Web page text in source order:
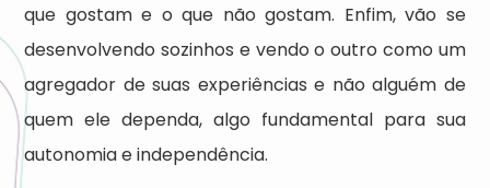
que gostam e o que não gostam. Enfim, vão se
desenvolvendo sozinhos e vendo o outro como um
agregador de suas experiências e não alguém de
quem ele dependa, algo fundamental para sua
autonomia e independência.